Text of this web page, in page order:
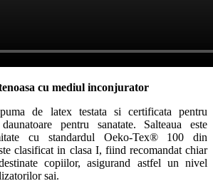
cu mediul inconjurator
de latex testata si certificata pentru
pentru sanatate. Salteaua este
cu standardul Oeko-Tex® 100 din
clasificat in clasa I, fiind recomandat chiar
copiilor, asigurand astfel un nivel
sai.